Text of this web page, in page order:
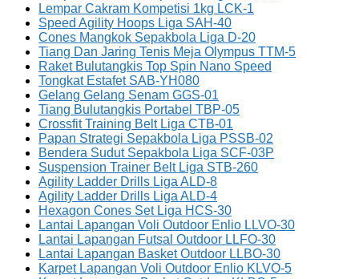
Lempar Cakram Kompetisi 1kg LCK-1
Speed Agility Hoops Liga SAH-40
Cones Mangkok Sepakbola Liga D-20
Tiang Dan Jaring Tenis Meja Olympus TTM-5
Raket Bulutangkis Top Spin Nano Speed
Tongkat Estafet SAB-YH080
Gelang Gelang Senam GGS-01
Tiang Bulutangkis Portabel TBP-05
Crossfit Training Belt Liga CTB-01
Papan Strategi Sepakbola Liga PSSB-02
Bendera Sudut Sepakbola Liga SCF-03P
Suspension Trainer Belt Liga STB-260
Agility Ladder Drills Liga ALD-8
Agility Ladder Drills Liga ALD-4
Hexagon Cones Set Liga HCS-30
Lantai Lapangan Voli Outdoor Enlio LLVO-30
Lantai Lapangan Futsal Outdoor LLFO-30
Lantai Lapangan Basket Outdoor LLBO-30
Karpet Lapangan Voli Outdoor Enlio KLVO-5